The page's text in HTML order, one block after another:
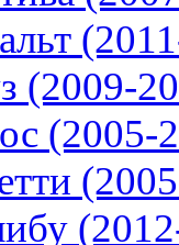
(2009-
(2005-